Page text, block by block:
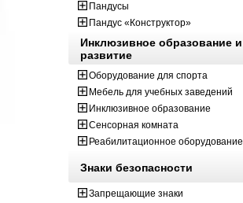
Пандусы
Пандус «Конструктор»
Инклюзивное образование и
развитие
Оборудование для спорта
Мебель для учебных заведений
Инклюзивное образование
Сенсорная комната
Реабилитационное оборудование
Знаки безопасности
Запрещающие знаки